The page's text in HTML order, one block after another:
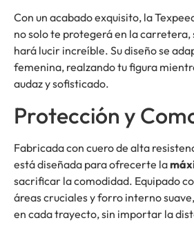
Con un acabado exquisito, la
no solo te protegerá en la carretera,
hará lucir increíble. Su diseño se
femenina, realzando tu figura
audaz y sofisticado.
Protección y
Fabricada con cuero de alta
está diseñada para ofrecerte la
sacrificar la comodidad. Equipado
áreas cruciales y forro interno
en cada trayecto, sin importar la